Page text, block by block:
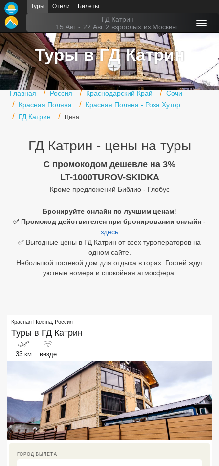
Туры Отели Билеты
ГД Катрин
15 Авг - 22 Авг 2 взрослых из Москвы
Туры в ГД Катрин
Главная Россия Краснодарский Край
Сочи
Красная Поляна
Красная Поляна - Роза Хутор
ГД Катрин
Цена
ГД Катрин - цены на туры
C промокодом дешевле на 3%
LT-1000TUROV-SKIDKA
Кроме предложений Библио - Глобус
Бронируйте онлайн по лучшим ценам!
✅ Промокод действителен при бронировании онлайн -
здесь
✅ Выгодные цены в ГД Катрин от всех туроператоров на
одном сайте.
Небольшой гостевой дом для отдыха в горах. Гостей ждут
уютные номера и спокойная атмосфера.
Красная Поляна Россия
Туры в ГД Катрин
33 км везде
ГОРОД ВЫЛЕТА
Главная
Горящие туры
Туры в Турцию
Туры в Египет
Офис г. Москва
Помощь
ОАЭ
Шри Ланка
Хайнань
Северный Гоа
Занзибар
Абхазия
Большой Сочи
Кав Мин Воды